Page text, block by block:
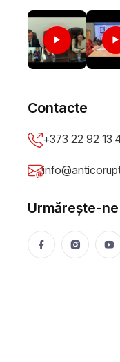
Contacte
+373 22 92 13
Urmărește-ne
pot